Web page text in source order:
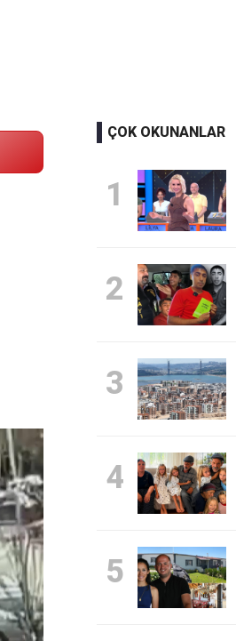
ÇOK OKUNANLAR
1
2
3
4
5